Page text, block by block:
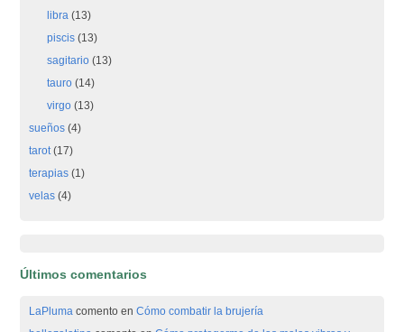
libra (13)
piscis (13)
sagitario (13)
tauro (14)
virgo (13)
sueños (4)
tarot(17)
terapias (1)
velas (4)
Últimos comentarios
LaPluma comento enCómo combatir la brujería